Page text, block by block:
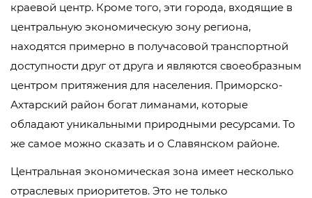
краевой центр. Кроме того, эти города, входящие в
центральную экономическую зону региона,
находятся примерно в получасовой транспортной
доступности друг от друга и являются своеобразным
центром притяжения для населения. Приморско-
Ахтарский район богат лиманами, которые
обладают уникальными природными ресурсами. То
же самое можно сказать и о Славянском районе.
Центральная экономическая зона имеет несколько
отраслевых приоритетов. Это не только